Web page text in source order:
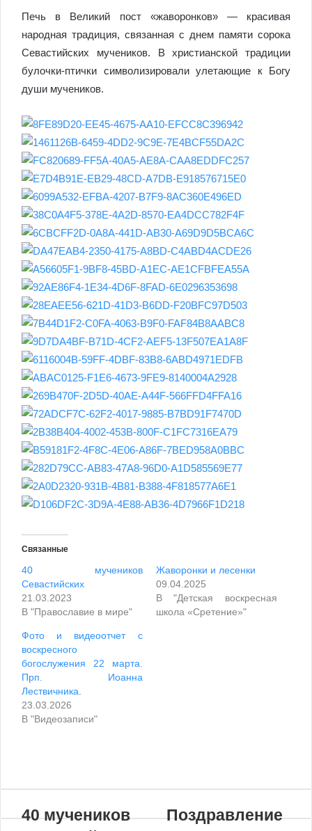
Печь в Великий пост «жаворонков» — красивая
народная традиция, связанная с днем памяти сорока
Севастийских мучеников. В христианской традиции
булочки-птички символизировали улетающие к Богу
души мучеников.
Связанные
40 мучеников
Севастийских
21.03.2023
В "Православие в мире"
Жаворонки и лесенки
09.04.2025
В "Детская воскресная
школа «Сретение»"
Фото и видеоотчет с
воскресного
богослужения 22 марта.
Прп. Иоанна
Лествичника.
23.03.2026
В "Видеозаписи"
40 мучеников
Поздравление